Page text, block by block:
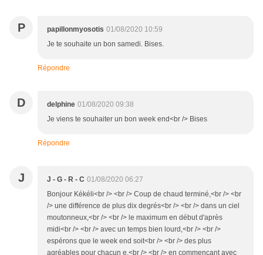
P papillonmyosotis 01/08/2020 10:59
Je te souhaite un bon samedi. Bises.
Répondre
D delphine 01/08/2020 09:38
Je viens te souhaiter un bon week end<br /> Bises
Répondre
J J - G - R - C 01/08/2020 06:27
Bonjour Kékéli<br /> <br /> Coup de chaud terminé,<br /> <br
/> une différence de plus dix degrés<br /> <br /> dans un ciel
moutonneux,<br /> <br /> le maximum en début d'après
midi<br /> <br /> avec un temps bien lourd,<br /> <br />
espérons que le week end soit<br /> <br /> des plus
agréables pour chacun e,<br /> <br /> en commençant avec